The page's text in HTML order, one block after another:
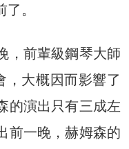
。
，前輩級鋼琴大師
，大概因而影響了
的演出只有三成左
前一晚，赫姆森的